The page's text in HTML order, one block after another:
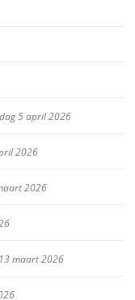
5 april 2026
2026
2026
maart 2026